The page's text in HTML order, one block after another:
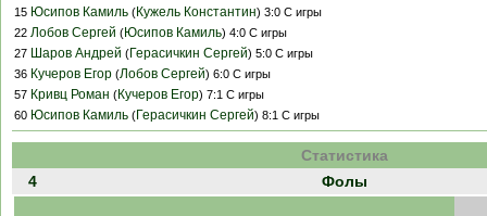
15 Юсипов Камиль (Кужель Константин) 3:0 С игры
22 Лобов Сергей (Юсипов Камиль) 4:0 С игры
27 Шаров Андрей (Герасичкин Сергей) 5:0 С игры
36 Кучеров Егор (Лобов Сергей) 6:0 С игры
57 Кривц Роман (Кучеров Егор) 7:1 С игры
60 Юсипов Камиль (Герасичкин Сергей) 8:1 С игры
Статистика
4
Фолы